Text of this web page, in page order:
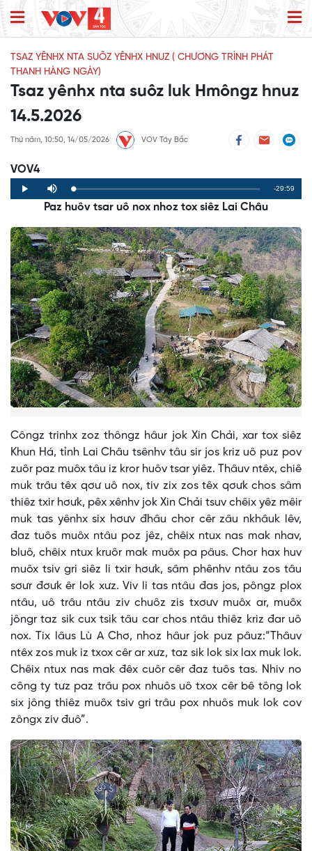
TSAZ YÊNHX NTA SUÔZ YÊNHX HNUZ ( CHƯƠNG TRÌNH PHÁT
THANH HÀNG NGÀY)
Tsaz yênhx nta suôz luk Hmôngz hnuz
14.5.2026
Thứ năm, 10:50, 14/05/2026 VOV Tây Bắc
VOV4
Play Mute Loaded:
0%
Progress:
0%
Remaining
-29:59
Paz huôv tsar uô nox nhoz tox siêz Lai Châu
Côngz trinhx zoz thôngz hâur jok Xin Chải, xar tox siêz
Khun Há, tỉnh Lai Châu tsênhv tâu sir jos kriz uô puz pov
zuôr paz muôx tâu iz kror huôv tsar yiêz. Thâuv ntêx, chiê
muk trâu têx qơư uô nox, tiv zix zos têx qơưk chos sâm
thiêz txir hơưk, pêx xênhv jok Xin Chải tsuv chêix yêz mêir
muk tas yênhx six hơưv đhâu chor cêr zâu nkhâuk lêv,
đaz tuôs muôx ntâu poz jêz, chêix ntux nas mak nhav,
bluô, chêix ntux kruôr mak muôx pa pâus. Chor hax huv
muôx tsiv gri siêz li txir hơưk, sâm phênhv ntâu zos tâu
sơưr đơưk êr lok xưz. Viv li tas ntâu đas jos, pôngz plox
ntâu, uô trâu ntâu ziv chuôz zis txơưv muôx ar, muôx
jôngr taz sik cux tsik tâu car chos ntâu thiêz kriz đar uô
nox. Tix lâus Lù A Chơ, nhoz hâur jok puz pâuz:“Thâuv
ntêx zos muk iz txox cêr ar xưz, taz sik lok six lax muk lok.
Chêix ntux nas mak đêx cuôr cêr đaz tuôs tas. Nhiv no
công ty tưz paz trâu pox nhuôs uô txox cêr bê tông lok
six jông thiêz muôx tsiv gri trâu pox nhuôs muk lok cov
zôngx ziv đuô”.